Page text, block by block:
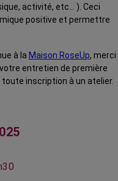
activité, etc… ). Ceci
positive et permettre
à la Maison RoseUp, merci
entretien de première
inscription à un atelier.